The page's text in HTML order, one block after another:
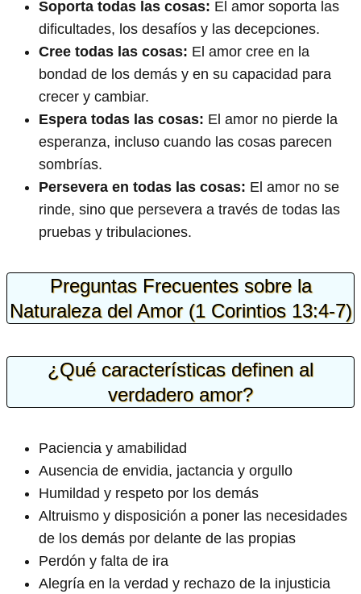
Soporta todas las cosas: El amor soporta las
dificultades, los desafíos y las decepciones.
Cree todas las cosas: El amor cree en la
bondad de los demás y en su capacidad para
crecer y cambiar.
Espera todas las cosas: El amor no pierde la
esperanza, incluso cuando las cosas parecen
sombrías.
Persevera en todas las cosas: El amor no se
rinde, sino que persevera a través de todas las
pruebas y tribulaciones.
Preguntas Frecuentes sobre la
Naturaleza del Amor (1 Corintios 13:4-7)
¿Qué características definen al
verdadero amor?
Paciencia y amabilidad
Ausencia de envidia, jactancia y orgullo
Humildad y respeto por los demás
Altruismo y disposición a poner las necesidades
de los demás por delante de las propias
Perdón y falta de ira
Alegría en la verdad y rechazo de la injusticia